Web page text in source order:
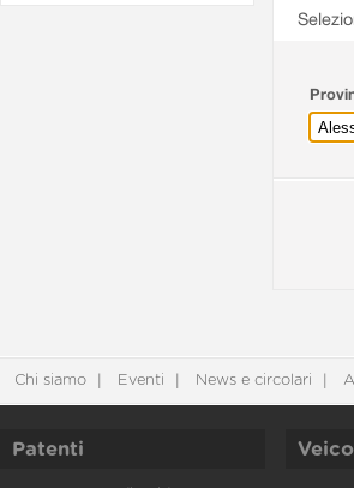
Chi siamo Eventi News e circolari
Patenti